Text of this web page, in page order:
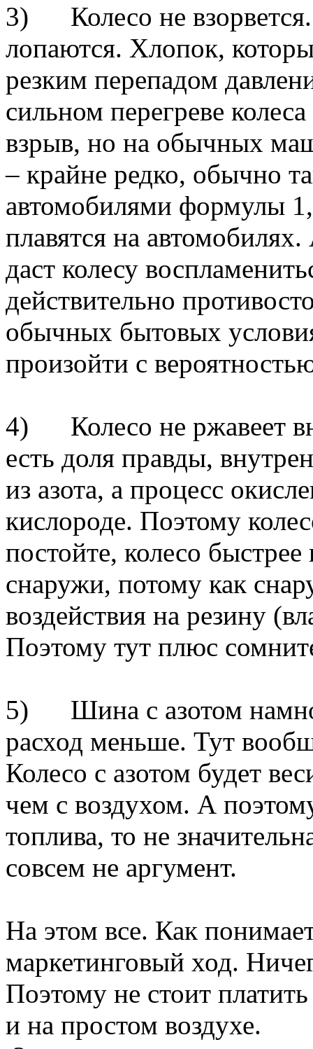
3) Колесо не взорвется.
лопаются. Хлопок,
резким перепадом
сильном перегреве
взрыв, но на обычных
– крайне редко, обычно
автомобилями формулы
плавятся на
даст колесу
действительно
обычных бытовых
произойти с
4) Колесо не ржавеет
есть доля правды,
из азота, а процесс
кислороде. Поэтому
постойте, колесо
снаружи, потому как
воздействия на резину
Поэтому тут плюс
5) Шина с азотом
расход меньше. Тут
Колесо с азотом будет
чем с воздухом. А
топлива, то не
совсем не аргумент.
На этом все. Как
маркетинговый ход.
Поэтому не стоит
и на простом воздухе.